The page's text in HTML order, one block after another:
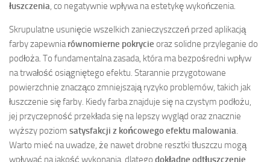
łuszczenia, co negatywnie wpływa na estetykę wykończenia.
Skrupulatne usunięcie wszelkich zanieczyszczeń przed aplikacją
farby zapewniarównomierne pokrycie oraz solidne przyleganie do
podłoża. To fundamentalna zasada, która ma bezpośredni wpływ
na trwałość osiągniętego efektu. Starannie przygotowane
powierzchnie znacząco zmniejszają ryzyko problemów, takich jak
łuszczenie się farby. Kiedy farba znajduje się na czystym podłożu,
jej przyczepność przekłada się na lepszy wygląd oraz znacznie
wyższy poziom satysfakcji z końcowego efektu malowania.
Warto mieć na uwadze, że nawet drobne resztki tłuszczu mogą
wpływać na jakość wykonania, dlatego dokładne odtłuszczenie